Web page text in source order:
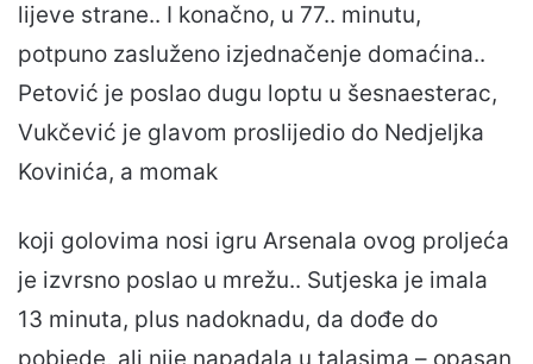
lijeve strane.. I konačno, u 77.. minutu,
potpuno zasluženo izjednačenje domaćina..
Petović je poslao dugu loptu u šesnaesterac,
Vukčević je glavom proslijedio do Nedjeljka
Kovinića, a momak
koji golovima nosi igru Arsenala ovog proljeća
je izvrsno poslao u mrežu.. Sutjeska je imala
13 minuta, plus nadoknadu, da dođe do